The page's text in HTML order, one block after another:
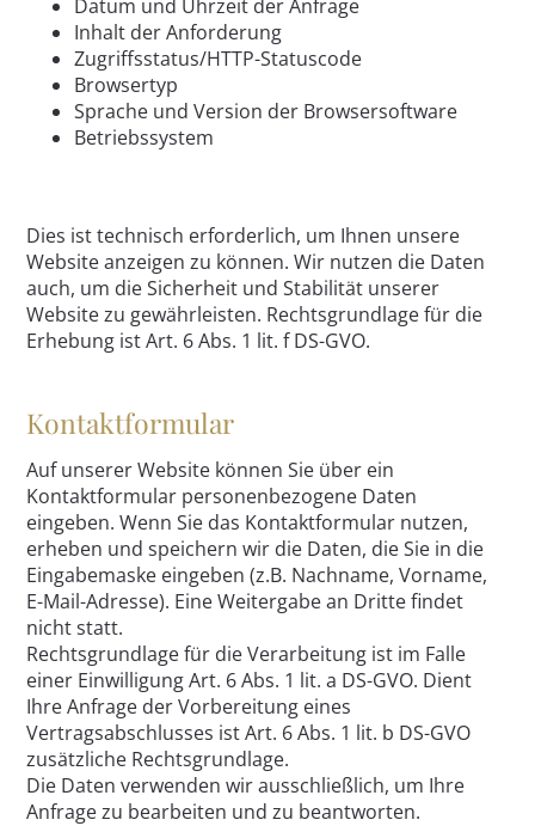
Datum und Uhrzeit der Anfrage
Inhalt der Anforderung
Zugriffsstatus/HTTP-Statuscode
Browsertyp
Sprache und Version der Browsersoftware
Betriebssystem
Dies ist technisch erforderlich, um Ihnen unsere
Website anzeigen zu können. Wir nutzen die Daten
auch, um die Sicherheit und Stabilität unserer
Website zu gewährleisten. Rechtsgrundlage für die
Erhebung ist Art. 6 Abs. 1 lit. f DS-GVO.
Kontaktformular
Auf unserer Website können Sie über ein
Kontaktformular personenbezogene Daten
eingeben. Wenn Sie das Kontaktformular nutzen,
erheben und speichern wir die Daten, die Sie in die
Eingabemaske eingeben (z.B. Nachname, Vorname,
E-Mail-Adresse). Eine Weitergabe an Dritte findet
nicht statt.
Rechtsgrundlage für die Verarbeitung ist im Falle
einer Einwilligung Art. 6 Abs. 1 lit. a DS-GVO. Dient
Ihre Anfrage der Vorbereitung eines
Vertragsabschlusses ist Art. 6 Abs. 1 lit. b DS-GVO
zusätzliche Rechtsgrundlage.
Die Daten verwenden wir ausschließlich, um Ihre
Anfrage zu bearbeiten und zu beantworten.